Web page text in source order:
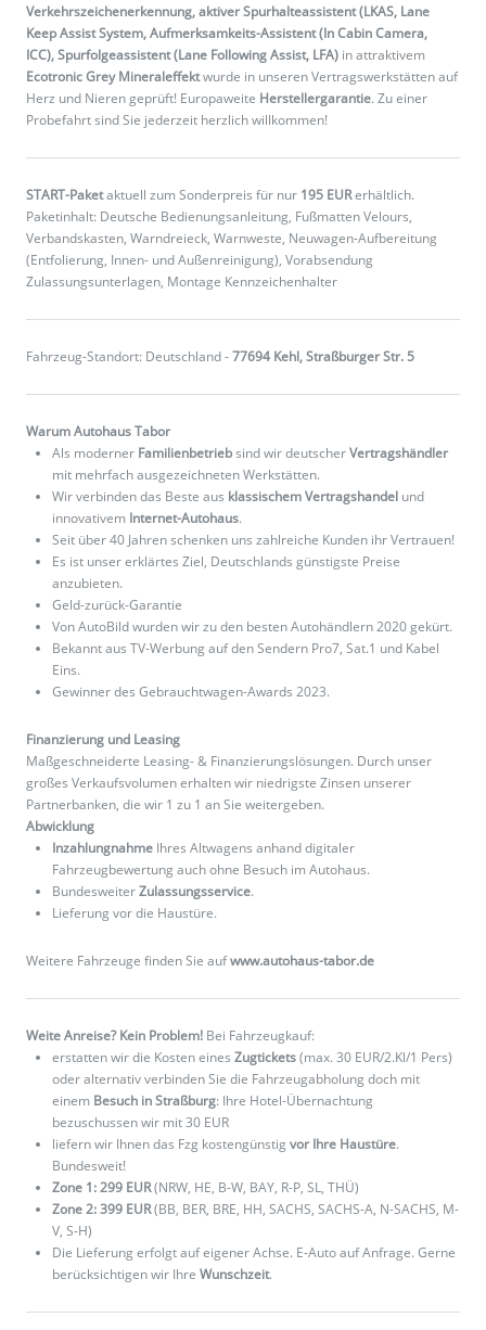
Verkehrszeichenerkennung, aktiver Spurhalteassistent (LKAS, Lane
Keep Assist System, Aufmerksamkeits-Assistent (In Cabin Camera,
ICC), Spurfolgeassistent (Lane Following Assist, LFA) in attraktivem
Ecotronic Grey Mineraleffektwurde in unseren Vertragswerkstätten auf
Herz und Nieren geprüft! Europaweite Herstellergarantie. Zu einer
Probefahrt sind Sie jederzeit herzlich willkommen!
START-Paketaktuell zum Sonderpreis für nur 195 EURerhältlich.
Paketinhalt: Deutsche Bedienungsanleitung, Fußmatten Velours,
Verbandskasten, Warndreieck, Warnweste, Neuwagen-Aufbereitung
(Entfolierung, Innen- und Außenreinigung), Vorabsendung
Zulassungsunterlagen, Montage Kennzeichenhalter
Fahrzeug-Standort: Deutschland -77694 Kehl, Straßburger Str. 5
Warum Autohaus Tabor
Als moderner Familienbetriebsind wir deutscherVertragshändler
mit mehrfach ausgezeichneten Werkstätten.
Wir verbinden das Beste aus klassischem Vertragshandel und
innovativem Internet-Autohaus.
Seit über 40 Jahren schenken uns zahlreiche Kunden ihr Vertrauen!
Es ist unser erklärtes Ziel, Deutschlands günstigste Preise
anzubieten.
Geld-zurück-Garantie
Von AutoBild wurden wir zu den besten Autohändlern 2020 gekürt.
Bekannt aus TV-Werbung auf den Sendern Pro7, Sat.1 und Kabel
Eins.
Gewinner des Gebrauchtwagen-Awards 2023.
Finanzierung und Leasing
Maßgeschneiderte Leasing- & Finanzierungslösungen. Durch unser
großes Verkaufsvolumen erhalten wir niedrigste Zinsen unserer
Partnerbanken, die wir 1 zu 1 an Sie weitergeben.
Abwicklung
Inzahlungnahme Ihres Altwagens anhand digitaler
Fahrzeugbewertung auch ohne Besuch im Autohaus.
BundesweiterZulassungsservice.
Lieferung vor die Haustüre.
Weitere Fahrzeuge finden Sie aufwww.autohaus-tabor.de
Weite Anreise? Kein Problem! Bei Fahrzeugkauf:
erstatten wir die Kosten eines Zugtickets(max. 30 EUR/2.Kl/1 Pers)
oder alternativ verbinden Sie die Fahrzeugabholung doch mit
einem Besuch in Straßburg: Ihre Hotel-Übernachtung
bezuschussen wir mit 30 EUR
liefern wir Ihnen das Fzg kostengünstig vor Ihre Haustüre.
Bundesweit!
Zone 1: 299 EUR(NRW, HE, B-W, BAY, R-P, SL, THÜ)
Zone 2: 399 EUR(BB, BER, BRE, HH, SACHS, SACHS-A, N-SACHS, M-
V, S-H)
Die Lieferung erfolgt auf eigener Achse. E-Auto auf Anfrage. Gerne
berücksichtigen wir Ihre Wunschzeit.